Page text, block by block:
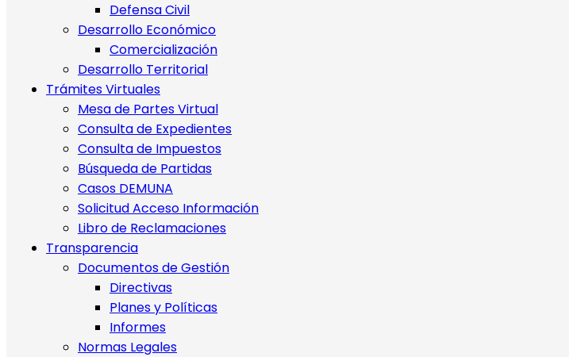
Defensa Civil
Desarrollo Económico
Comercialización
Desarrollo Territorial
Trámites Virtuales
Mesa de Partes Virtual
Consulta de Expedientes
Consulta de Impuestos
Búsqueda de Partidas
Casos DEMUNA
Solicitud Acceso Información
Libro de Reclamaciones
Transparencia
Documentos de Gestión
Directivas
Planes y Políticas
Informes
Normas Legales